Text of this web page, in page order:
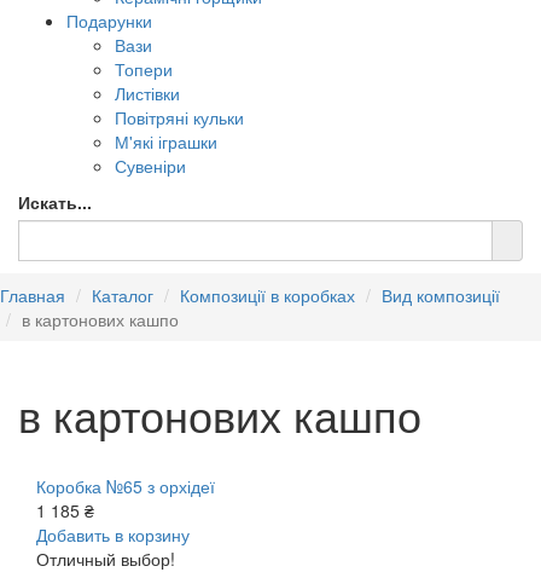
Подарунки
Вази
Топери
Листівки
Повітряні кульки
М'які іграшки
Сувеніри
Искать...
Главная Каталог Композиції в коробках
Вид композиції
в картонових кашпо
в картонових кашпо
Коробка №65 з орхідеї
1 185 ₴
Добавить в корзину
Отличный выбор!